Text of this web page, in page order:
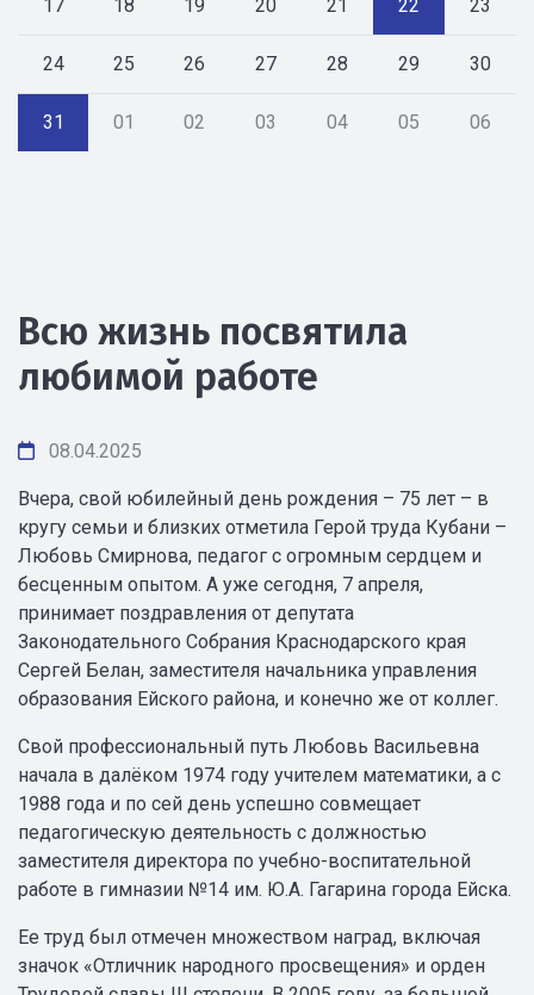
17 18 19 20 21 22 23
24 25 26 27 28 29 30
31 01 02 03 04 05 06
Всю жизнь посвятила
любимой работе
08.04.2025
Вчера, свой юбилейный день рождения – 75 лет – в
кругу семьи и близких отметила Герой труда Кубани –
Любовь Смирнова, педагог с огромным сердцем и
бесценным опытом. А уже сегодня, 7 апреля,
принимает поздравления от депутата
Законодательного Собрания Краснодарского края
Сергей Белан, заместителя начальника управления
образования Ейского района, и конечно же от коллег.
Свой профессиональный путь Любовь Васильевна
начала в далёком 1974 году учителем математики, а с
1988 года и по сей день успешно совмещает
педагогическую деятельность с должностью
заместителя директора по учебно-воспитательной
работе в гимназии №14 им. Ю.А. Гагарина города Ейска.
Ее труд был отмечен множеством наград, включая
значок «Отличник народного просвещения» и орден